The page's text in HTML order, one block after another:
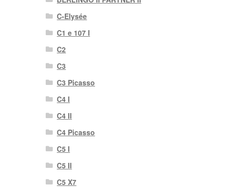
C-Elysée
C1 e 107 I
C2
C3
C3 Picasso
C4 I
C4 II
C4 Picasso
C5 I
C5 II
C5 X7